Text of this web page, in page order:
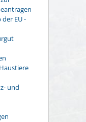
EU -
und